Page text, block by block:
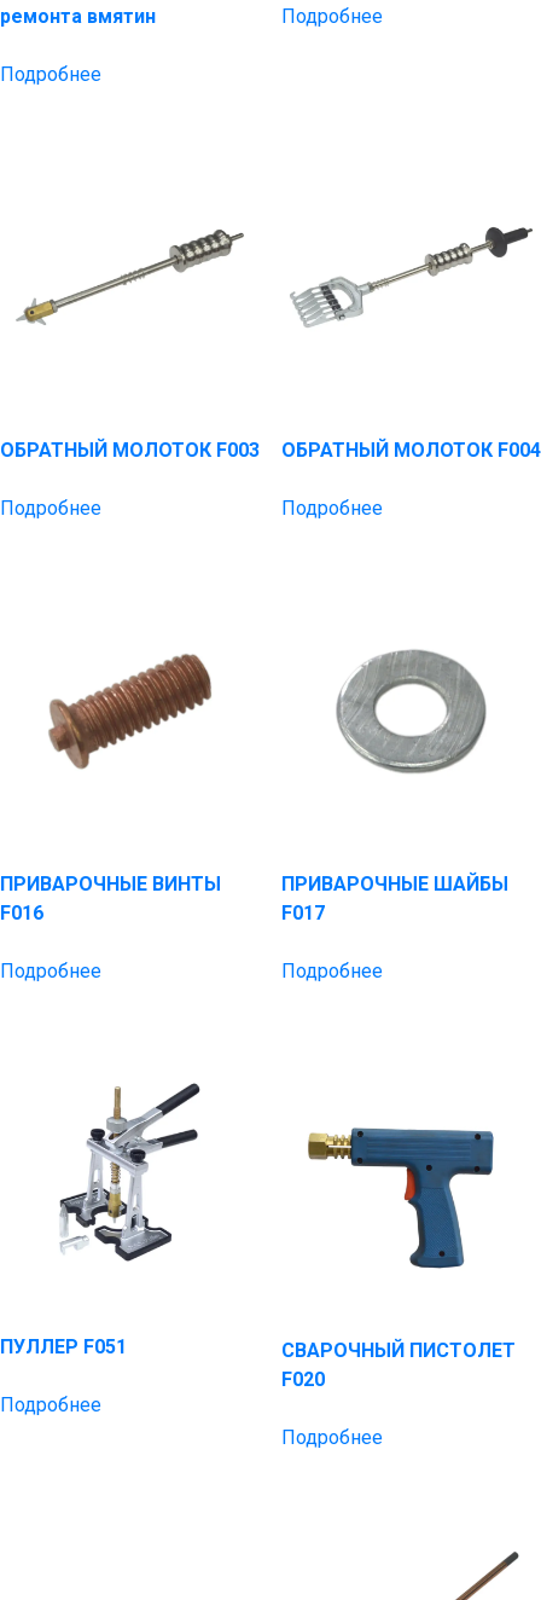
ремонта вмятин
Подробнее
Подробнее
ОБРАТНЫЙ МОЛОТОК F003
Подробнее
ОБРАТНЫЙ МОЛОТОК F004
Подробнее
ПРИВАРОЧНЫЕ ВИНТЫ
F016
Подробнее
ПРИВАРОЧНЫЕ ШАЙБЫ
F017
Подробнее
ПУЛЛЕР F051
Подробнее
СВАРОЧНЫЙ ПИСТОЛЕТ
F020
Подробнее